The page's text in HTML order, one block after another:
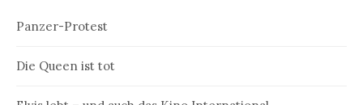
Panzer-Protest
Die Queen ist tot